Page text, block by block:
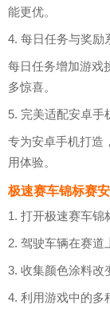
能更优。
4. 每日任务与奖励
每日任务增加游戏
多惊喜。
5. 完美适配安卓手
专为安卓手机打造
用体验。
极速赛车锦标赛
1. 打开极速赛车锦
2. 驾驶车辆在赛道
3. 收集颜色涂料改
4. 利用游戏中的多